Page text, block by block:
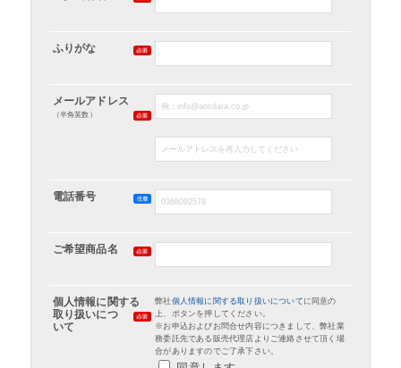
ふりがな
メールアドレス
（半角英数）
電話番号
ご希望商品名
個人情報に関する
取り扱いにつ
いて
弊社 個人情報に関する取り扱いについて に同意の
上、ボタンを押してください。
※お申込およびお問合せ内容につきまして、弊社業
務委託先である販売代理店よりご連絡させて頂く場
合がありますのでご了承下さい。